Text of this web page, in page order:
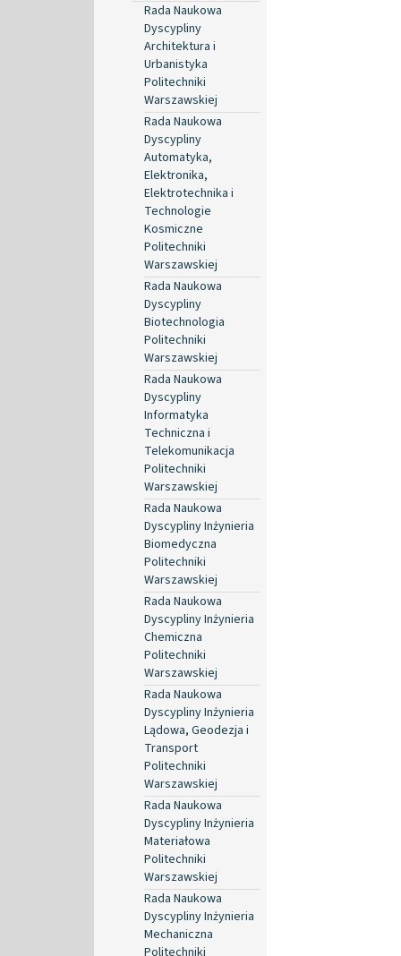
Rada Naukowa
Dyscypliny
Architektura i
Urbanistyka
Politechniki
Warszawskiej
Rada Naukowa
Dyscypliny
Automatyka,
Elektronika,
Elektrotechnika i
Technologie
Kosmiczne
Politechniki
Warszawskiej
Rada Naukowa
Dyscypliny
Biotechnologia
Politechniki
Warszawskiej
Rada Naukowa
Dyscypliny
Informatyka
Techniczna i
Telekomunikacja
Politechniki
Warszawskiej
Rada Naukowa
Dyscypliny Inżynieria
Biomedyczna
Politechniki
Warszawskiej
Rada Naukowa
Dyscypliny Inżynieria
Chemiczna
Politechniki
Warszawskiej
Rada Naukowa
Dyscypliny Inżynieria
Lądowa, Geodezja i
Transport
Politechniki
Warszawskiej
Rada Naukowa
Dyscypliny Inżynieria
Materiałowa
Politechniki
Warszawskiej
Rada Naukowa
Dyscypliny Inżynieria
Mechaniczna
Politechniki